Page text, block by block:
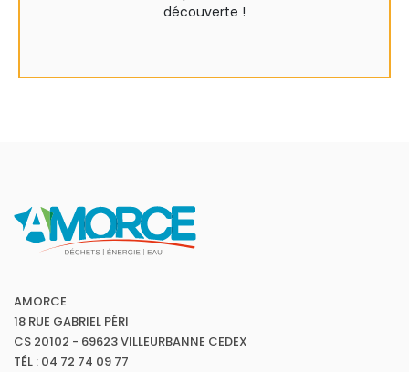
découverte !
AMORCE
18 RUE GABRIEL PÉRI
CS 20102 - 69623 VILLEURBANNE CEDEX
TÉL : 04 72 74 09 77